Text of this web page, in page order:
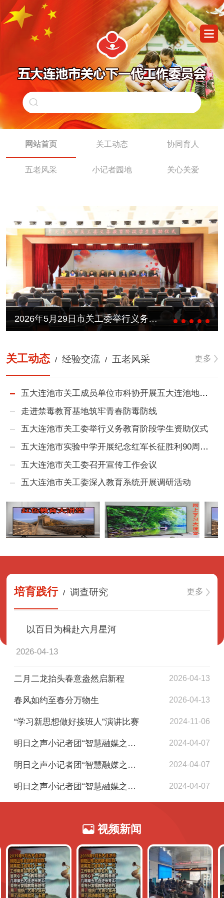
网站首页 关工动态 协同育人
五老风采 小记者园地 关心关爱
2026年5月29日市关工委举行义务教育阶段学生资助仪式
关工动态 / 经验交流 / 五老风采 更多
五大连池市关工成员单位市科协开展五大连池地质生态科普研学活动
走进禁毒教育基地筑牢青春防毒防线
五大连池市关工委举行义务教育阶段学生资助仪式
五大连池市实验中学开展纪念红军长征胜利90周年主题远足活动
五大连池市关工委召开宣传工作会议
五大连池市关工委深入教育系统开展调研活动
培育践行 / 调查研究 更多
以百日为楫赴六月星河
2026-04-13
二月二龙抬头春意盎然启新程 2026-04-13
春风如约至春分万物生 2026-04-13
“学习新思想做好接班人”演讲比赛 2024-11-06
明日之声小记者团“智慧融媒之旅”美文欣赏（新发学校张欣怡） 2024-04-07
明日之声小记者团“智慧融媒之旅”美文欣赏（一小李元康） 2024-04-07
明日之声小记者团“智慧融媒之旅”美文欣赏（四平中学王雯雯） 2024-04-07
视频新闻